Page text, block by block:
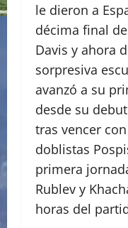
le dieron a
décima final
Davis y ahora
sorpresiva
avanzó a su
desde su
tras vencer
doblistas
primera
Rublev y
horas del